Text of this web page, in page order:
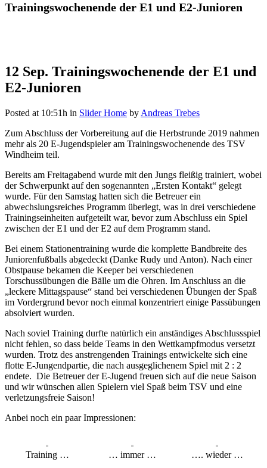
Trainingswochenende der E1 und E2-Junioren
12 Sep. Trainingswochenende der E1 und
E2-Junioren
Posted at 10:51h in Slider Home by Andreas Trebes
Zum Abschluss der Vorbereitung auf die Herbstrunde 2019 nahmen
mehr als 20 E-Jugendspieler am Trainingswochenende des TSV
Windheim teil.
Bereits am Freitagabend wurde mit den Jungs fleißig trainiert, wobei
der Schwerpunkt auf den sogenannten „Ersten Kontakt“ gelegt
wurde. Für den Samstag hatten sich die Betreuer ein
abwechslungsreiches Programm überlegt, was in drei verschiedene
Trainingseinheiten aufgeteilt war, bevor zum Abschluss ein Spiel
zwischen der E1 und der E2 auf dem Programm stand.
Bei einem Stationentraining wurde die komplette Bandbreite des
Juniorenfußballs abgedeckt (Danke Rudy und Anton). Nach einer
Obstpause bekamen die Keeper bei verschiedenen
Torschussübungen die Bälle um die Ohren. Im Anschluss an die
„leckere Mittagspause“ stand bei verschiedenen Übungen der Spaß
im Vordergrund bevor noch einmal konzentriert einige Passübungen
absolviert wurden.
Nach soviel Training durfte natürlich ein anständiges Abschlussspiel
nicht fehlen, so dass beide Teams in den Wettkampfmodus versetzt
wurden. Trotz des anstrengenden Trainings entwickelte sich eine
flotte E-Jungendpartie, die nach ausgeglichenem Spiel mit 2 : 2
endete. Die Betreuer der E-Jugend freuen sich auf die neue Saison
und wir wünschen allen Spielern viel Spaß beim TSV und eine
verletzungsfreie Saison!
Anbei noch ein paar Impressionen:
Training … … immer … …. wieder …